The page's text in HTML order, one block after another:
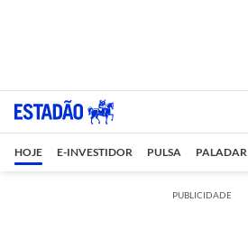
HOJE E-INVESTIDOR PULSA PALADAR
PUBLICIDADE